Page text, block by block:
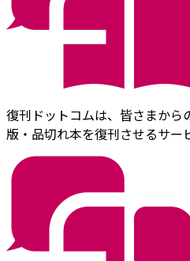
復刊ドットコムは、皆さまから
版・品切れ本を復刊させるサー